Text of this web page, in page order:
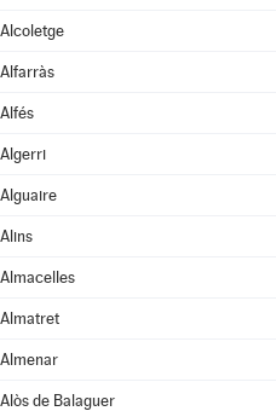
Alcoletge
Alfarràs
Alfés
Algerri
Alguaire
Alins
Almacelles
Almatret
Almenar
Alòs de Balaguer